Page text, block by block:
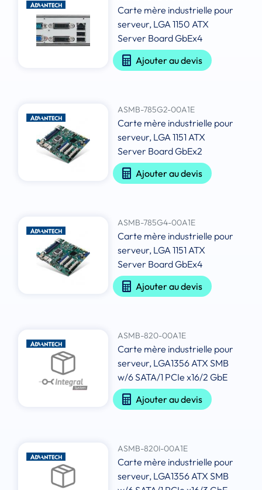
Carte mère industrielle pour
serveur, LGA 1150 ATX
Server Board GbEx4
Ajouter au devis
ASMB-785G2-00A1E
Carte mère industrielle pour
serveur, LGA 1151 ATX
Server Board GbEx2
Ajouter au devis
ASMB-785G4-00A1E
Carte mère industrielle pour
serveur, LGA 1151 ATX
Server Board GbEx4
Ajouter au devis
ASMB-820-00A1E
Carte mère industrielle pour
serveur, LGA1356 ATX SMB
w/6 SATA/1 PCIe x16/2 GbE
Ajouter au devis
ASMB-820I-00A1E
Carte mère industrielle pour
serveur, LGA1356 ATX SMB